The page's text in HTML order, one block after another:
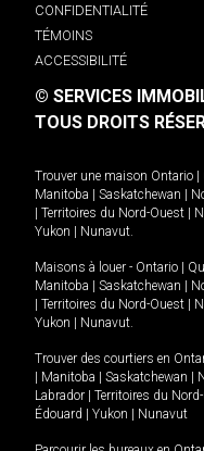
CONFIDENTIALITÉ
TÉMOINS
ACCESSIBILITÉ
© SERVICES
TOUS DROITS
Trouver une maison Ontario |
Manitoba | Saskatchewan |
| Territoires du Nord-Ouest |
Yukon | Nunavut
Maisons à louer - Ontario |
Manitoba | Saskatchewan |
| Territoires du Nord-Ouest |
Yukon | Nunavut
Trouver des courtiers en
| Manitoba | Saskatchewan |
Labrador | Territoires du
Édouard | Yukon | Nunavut